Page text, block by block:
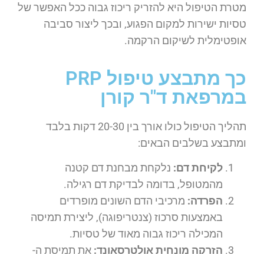
מטרת הטיפול היא להזריק ריכוז גבוה ככל האפשר של
טסיות ישירות למקום הפגוע, ובכך ליצור סביבה
אופטימלית לשיקום הרקמה.
כך מתבצע טיפול PRP
במרפאת ד"ר קורן
תהליך הטיפול כולו אורך בין 20-30 דקות בלבד
ומתבצע בשלבים הבאים:
לקיחת דם: נלקחת מבחנת דם קטנה
מהמטופל, בדומה לבדיקת דם רגילה.
הפרדה: מרכיבי הדם השונים מופרדים
באמצעות סרכוז (צנטריפוגה), ליצירת תמיסה
המכילה ריכוז גבוה מאוד של טסיות.
הזרקה מונחית אולטרסאונד: את תמיסת ה-